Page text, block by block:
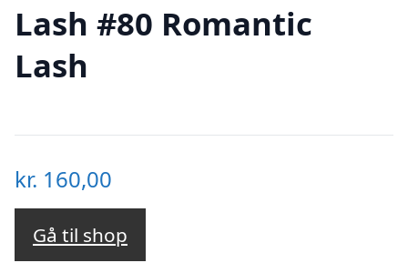
Lash #80 Romantic
Lash
kr. 160,00
Gå til shop